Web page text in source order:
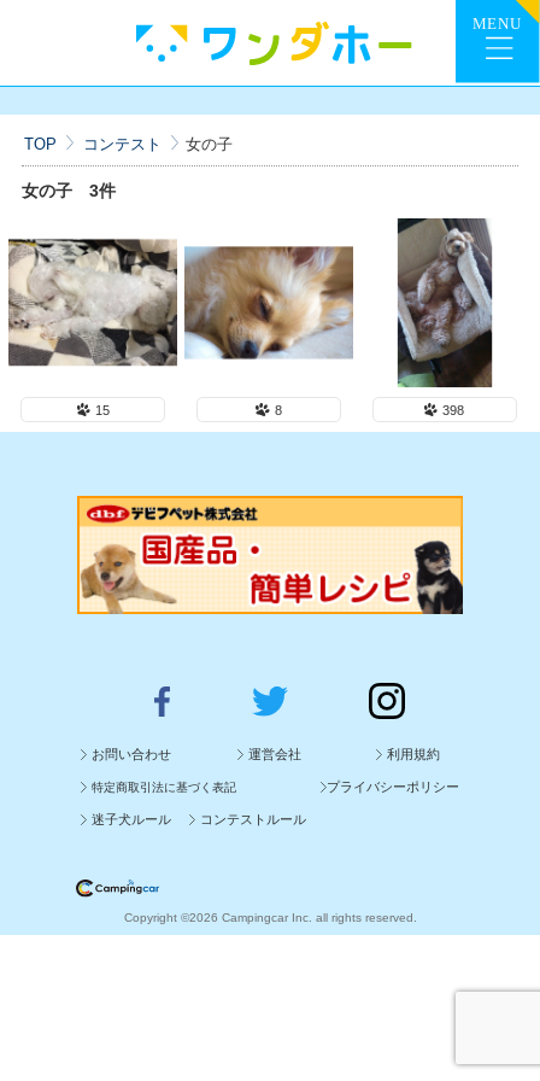
TOP コンテスト 女の子
女の子 3件
15 8 398
お問い合わせ 運営会社 利用規約
特定商取引法に基づく表記 プライバシーポリシー
迷子犬ルール コンテストルール
Copyright ©2026 Campingcar Inc. all rights reserved.